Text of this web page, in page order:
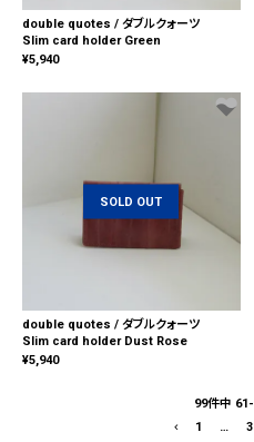
double quotes / ダブルクォーツ
Slim card holder Green
¥5,940
SOLD OUT
double quotes / ダブルクォーツ
Slim card holder Dust Rose
¥5,940
99件中 61-
1
… 3